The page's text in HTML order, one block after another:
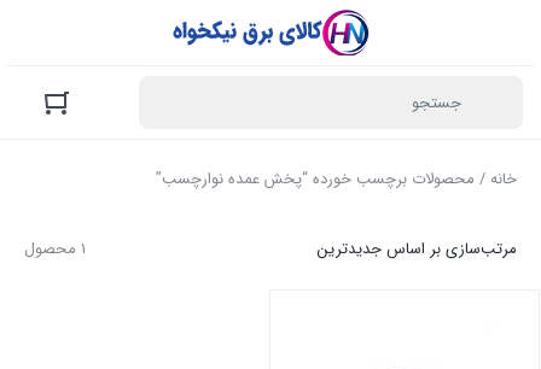
خانه/ محصولات برچسب خورده “پخش عمده نوارچسب”
1 محصول مرتب‌سازی بر اساس جدیدترین